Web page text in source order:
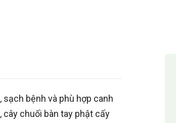
bệnh và phù hợp canh
cây chuối bàn tay phật cấy